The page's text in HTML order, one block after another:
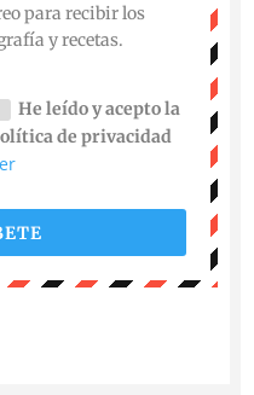
para recibir los
y recetas.
He leído y acepto la
de privacidad